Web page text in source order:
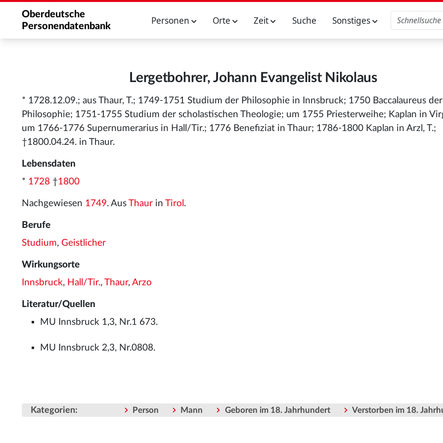
Oberdeutsche
Personendatenbank
Personen Orte Zeit Suche Sonstiges
Lergetbohrer, Johann Evangelist Nikolaus
* 1728.12.09.; aus Thaur, T.; 1749-1751 Studium der Philosophie in Innsbruck; 1750 Baccalaureus der
Philosophie; 1751-1755 Studium der scholastischen Theologie; um 1755 Priesterweihe; Kaplan in
um 1766-1776 Supernumerarius in Hall/Tir.; 1776 Benefiziat in Thaur; 1786-1800 Kaplan in Arzl, T.;
†1800.04.24. in Thaur.
Lebensdaten
* 1728 †1800
Nachgewiesen 1749. Aus Thaur in Tirol .
Berufe
Studium, Geistlicher
Wirkungsorte
Innsbruck, Hall/Tir., Thaur, Arzo
Literatur/Quellen
MU Innsbruck 1,3, Nr.1 673.
MU Innsbruck 2,3, Nr.0808.
Kategorien: Person Mann Geboren im 18. Jahrhundert Verstorben im 18.